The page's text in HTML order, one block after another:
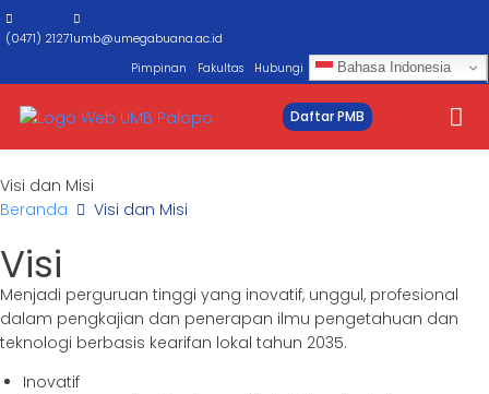
(0471) 21271umb@umegabuana.ac.id
Pimpinan Fakultas Hubungi Bahasa Indonesia
Daftar PMB
Visi dan Misi
Beranda
Visi dan Misi
Visi
Menjadi perguruan tinggi yang inovatif, unggul, profesional
dalam pengkajian dan penerapan ilmu pengetahuan dan
teknologi berbasis kearifan lokal tahun 2035.
Inovatif